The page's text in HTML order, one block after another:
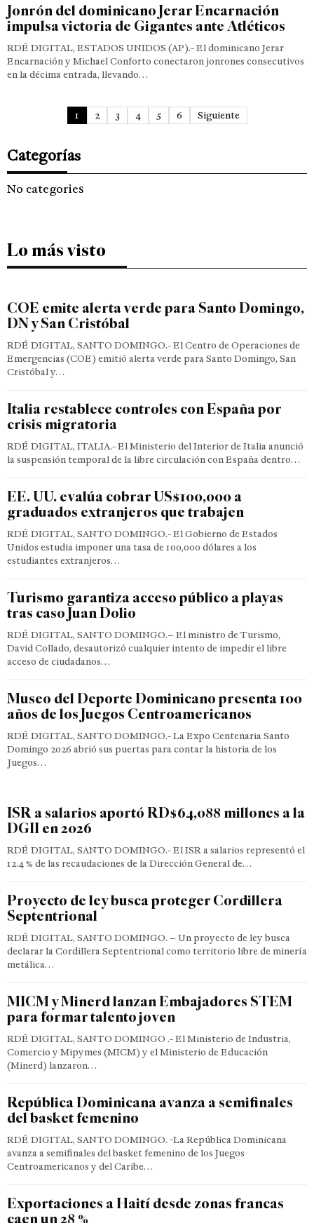
Jonrón del dominicano Jerar Encarnación
impulsa victoria de Gigantes ante Atléticos
RDÉ DIGITAL, ESTADOS UNIDOS (AP).- El dominicano Jerar
Encarnación y Michael Conforto conectaron jonrones consecutivos
en la décima entrada, llevando…
1 2 3 4 5 6 Siguiente
Categorías
No categories
Lo más visto
COE emite alerta verde para Santo Domingo,
DN y San Cristóbal
RDÉ DIGITAL, SANTO DOMINGO.- El Centro de Operaciones de
Emergencias (COE) emitió alerta verde para Santo Domingo, San
Cristóbal y…
Italia restablece controles con España por
crisis migratoria
RDÉ DIGITAL, ITALIA.- El Ministerio del Interior de Italia anunció
la suspensión temporal de la libre circulación con España dentro…
EE. UU. evalúa cobrar US$100,000 a
graduados extranjeros que trabajen
RDÉ DIGITAL, SANTO DOMINGO.- El Gobierno de Estados
Unidos estudia imponer una tasa de 100,000 dólares a los
estudiantes extranjeros…
Turismo garantiza acceso público a playas
tras caso Juan Dolio
RDÉ DIGITAL, SANTO DOMINGO.– El ministro de Turismo,
David Collado, desautorizó cualquier intento de impedir el libre
acceso de ciudadanos…
Museo del Deporte Dominicano presenta 100
años de los Juegos Centroamericanos
RDÉ DIGITAL, SANTO DOMINGO.- La Expo Centenaria Santo
Domingo 2026 abrió sus puertas para contar la historia de los
Juegos…
ISR a salarios aportó RD$64,088 millones a la
DGII en 2026
RDÉ DIGITAL, SANTO DOMINGO.- El ISR a salarios representó el
12.4 % de las recaudaciones de la Dirección General de…
Proyecto de ley busca proteger Cordillera
Septentrional
RDÉ DIGITAL, SANTO DOMINGO. – Un proyecto de ley busca
declarar la Cordillera Septentrional como territorio libre de minería
metálica…
MICM y Minerd lanzan Embajadores STEM
para formar talento joven
RDÉ DIGITAL, SANTO DOMINGO .- El Ministerio de Industria,
Comercio y Mipymes (MICM) y el Ministerio de Educación
(Minerd) lanzaron…
República Dominicana avanza a semifinales
del basket femenino
RDÉ DIGITAL, SANTO DOMINGO. -La República Dominicana
avanza a semifinales del basket femenino de los Juegos
Centroamericanos y del Caribe…
Exportaciones a Haití desde zonas francas
caen un 28 %